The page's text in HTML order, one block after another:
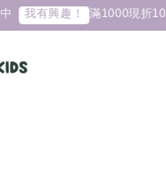
我有興趣！ 滿1000現折10元